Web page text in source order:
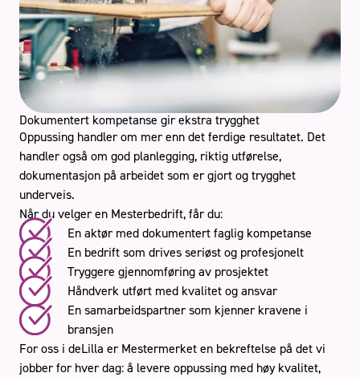
Dokumentert kompetanse gir ekstra trygghet
Oppussing handler om mer enn det ferdige resultatet. Det
handler også om god planlegging, riktig utførelse,
dokumentasjon på arbeidet som er gjort og trygghet
underveis.
Når du velger en Mesterbedrift, får du:
En aktør med dokumentert faglig kompetanse
En bedrift som drives seriøst og profesjonelt
Tryggere gjennomføring av prosjektet
Håndverk utført med kvalitet og ansvar
En samarbeidspartner som kjenner kravene i
bransjen
For oss i deLilla er Mestermerket en bekreftelse på det vi
jobber for hver dag: å levere oppussing med høy kvalitet,